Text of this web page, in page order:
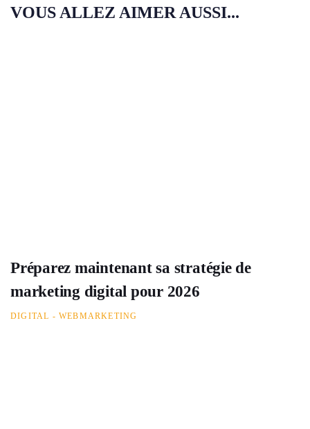
VOUS ALLEZ AIMER AUSSI...
Préparez maintenant sa stratégie de
marketing digital pour 2026
DIGITAL - WEBMARKETING